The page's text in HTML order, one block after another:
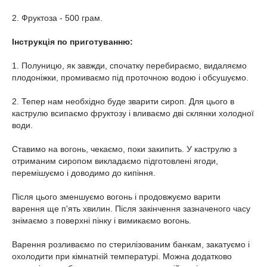
2. Фруктоза - 500 грам.
Інструкція по приготуванню:
1. Полуницю, як завжди, спочатку перебираємо, видаляємо
плодоніжки, промиваємо під проточною водою і обсушуємо.
2. Тепер нам необхідно буде зварити сироп. Для цього в
каструлю всипаємо фруктозу і вливаємо дві склянки холодної
води.
Ставимо на вогонь, чекаємо, поки закипить. У каструлю з
отриманим сиропом викладаємо підготовлені ягоди,
перемішуємо і доводимо до кипіння.
Після цього зменшуємо вогонь і продовжуємо варити
варення ще п'ять хвилин. Після закінчення зазначеного часу
знімаємо з поверхні пінку і вимикаємо вогонь.
Варення розливаємо по стерилізованим банкам, закатуємо і
охолодити при кімнатній температурі. Можна додатково